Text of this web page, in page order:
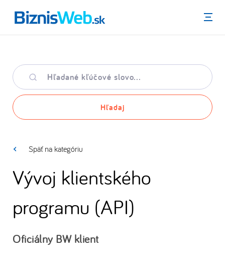
Menu
Hľadané
kľúčové
slovo
Hľadaj
Späť na kategóriu
Vývoj klientského
programu (API)
Oficiálny BW klient